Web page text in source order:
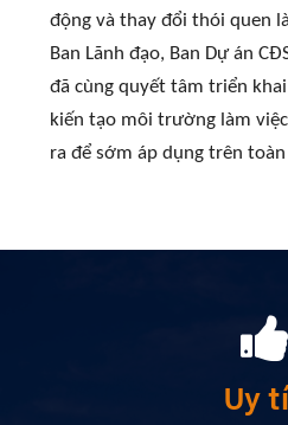
động và thay đổi thói quen
Ban Lãnh đạo, Ban Dự án
đã cùng quyết tâm triển
kiến tạo môi trường làm
ra để sớm áp dụng trên
Uy